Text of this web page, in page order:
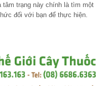
tâm trạng này chính là tìm một
đối với bạn để thực hiện.